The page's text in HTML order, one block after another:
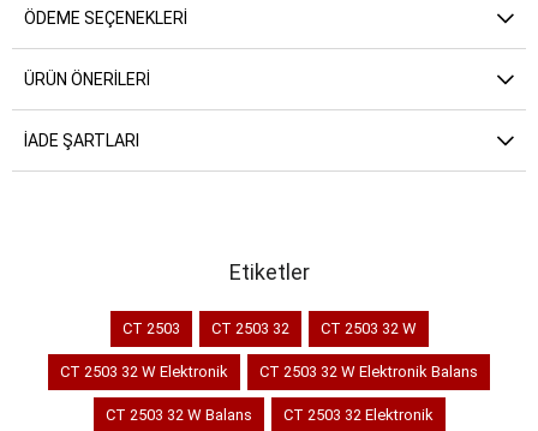
ÖDEME SEÇENEKLERI
ÜRÜN ÖNERILERI
İADE ŞARTLARI
Etiketler
CT 2503 CT 2503 32 CT 2503 32 W
CT 2503 32 W Elektronik CT 2503 32 W Elektronik Balans
CT 2503 32 W Balans CT 2503 32 Elektronik